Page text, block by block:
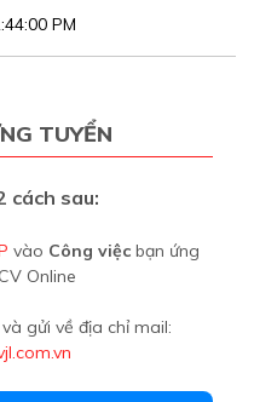
PM
TUYỂN
cách sau:
vào Công việc bạn ứng
Online
gửi về địa chỉ mail: